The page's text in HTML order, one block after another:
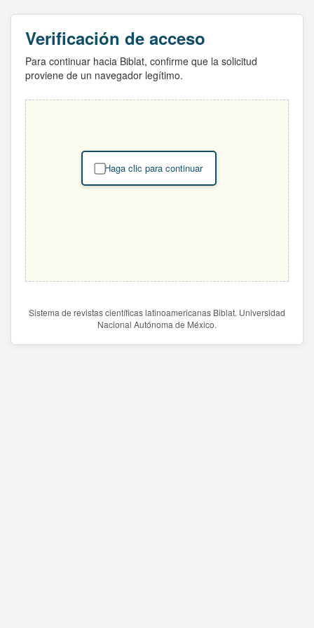
Verificación de acceso
Para continuar hacia Biblat, confirme que la solicitud
proviene de un navegador legítimo.
Haga clic para continuar
Sistema de revistas científicas latinoamericanas Biblat. Universidad
Nacional Autónoma de México.